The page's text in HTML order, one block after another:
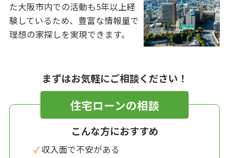
た大阪市内での活動も5年以上経
験しているため、豊富な情報量で
理想の家探しを実現できます。
まずはお気軽にご相談ください！
住宅ローンの相談
こんな方におすすめ
✓ 収入面で不安がある